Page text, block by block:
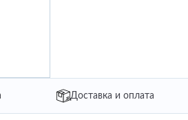
Доставка и оплата